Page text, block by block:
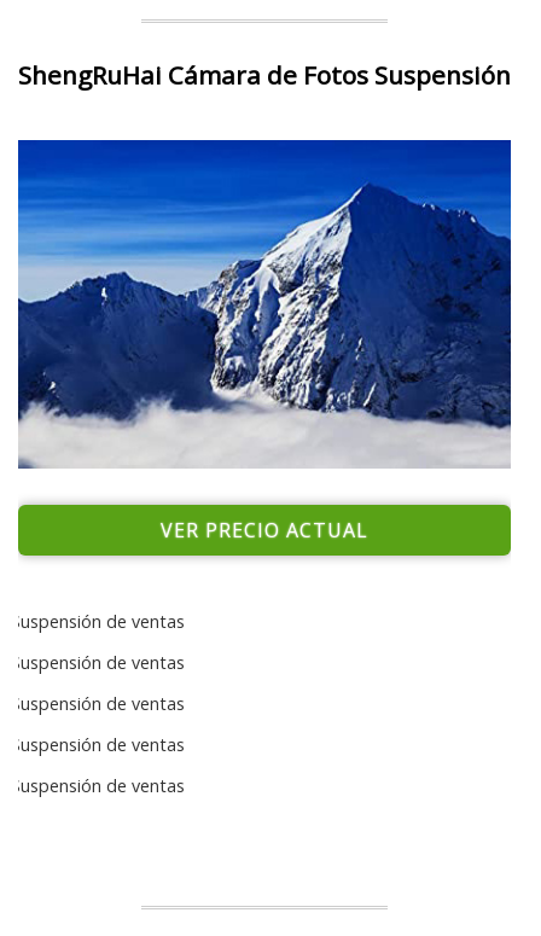
ShengRuHai Cámara de Fotos Suspensión
VER PRECIO ACTUAL
Suspensión de ventas
Suspensión de ventas
Suspensión de ventas
Suspensión de ventas
Suspensión de ventas